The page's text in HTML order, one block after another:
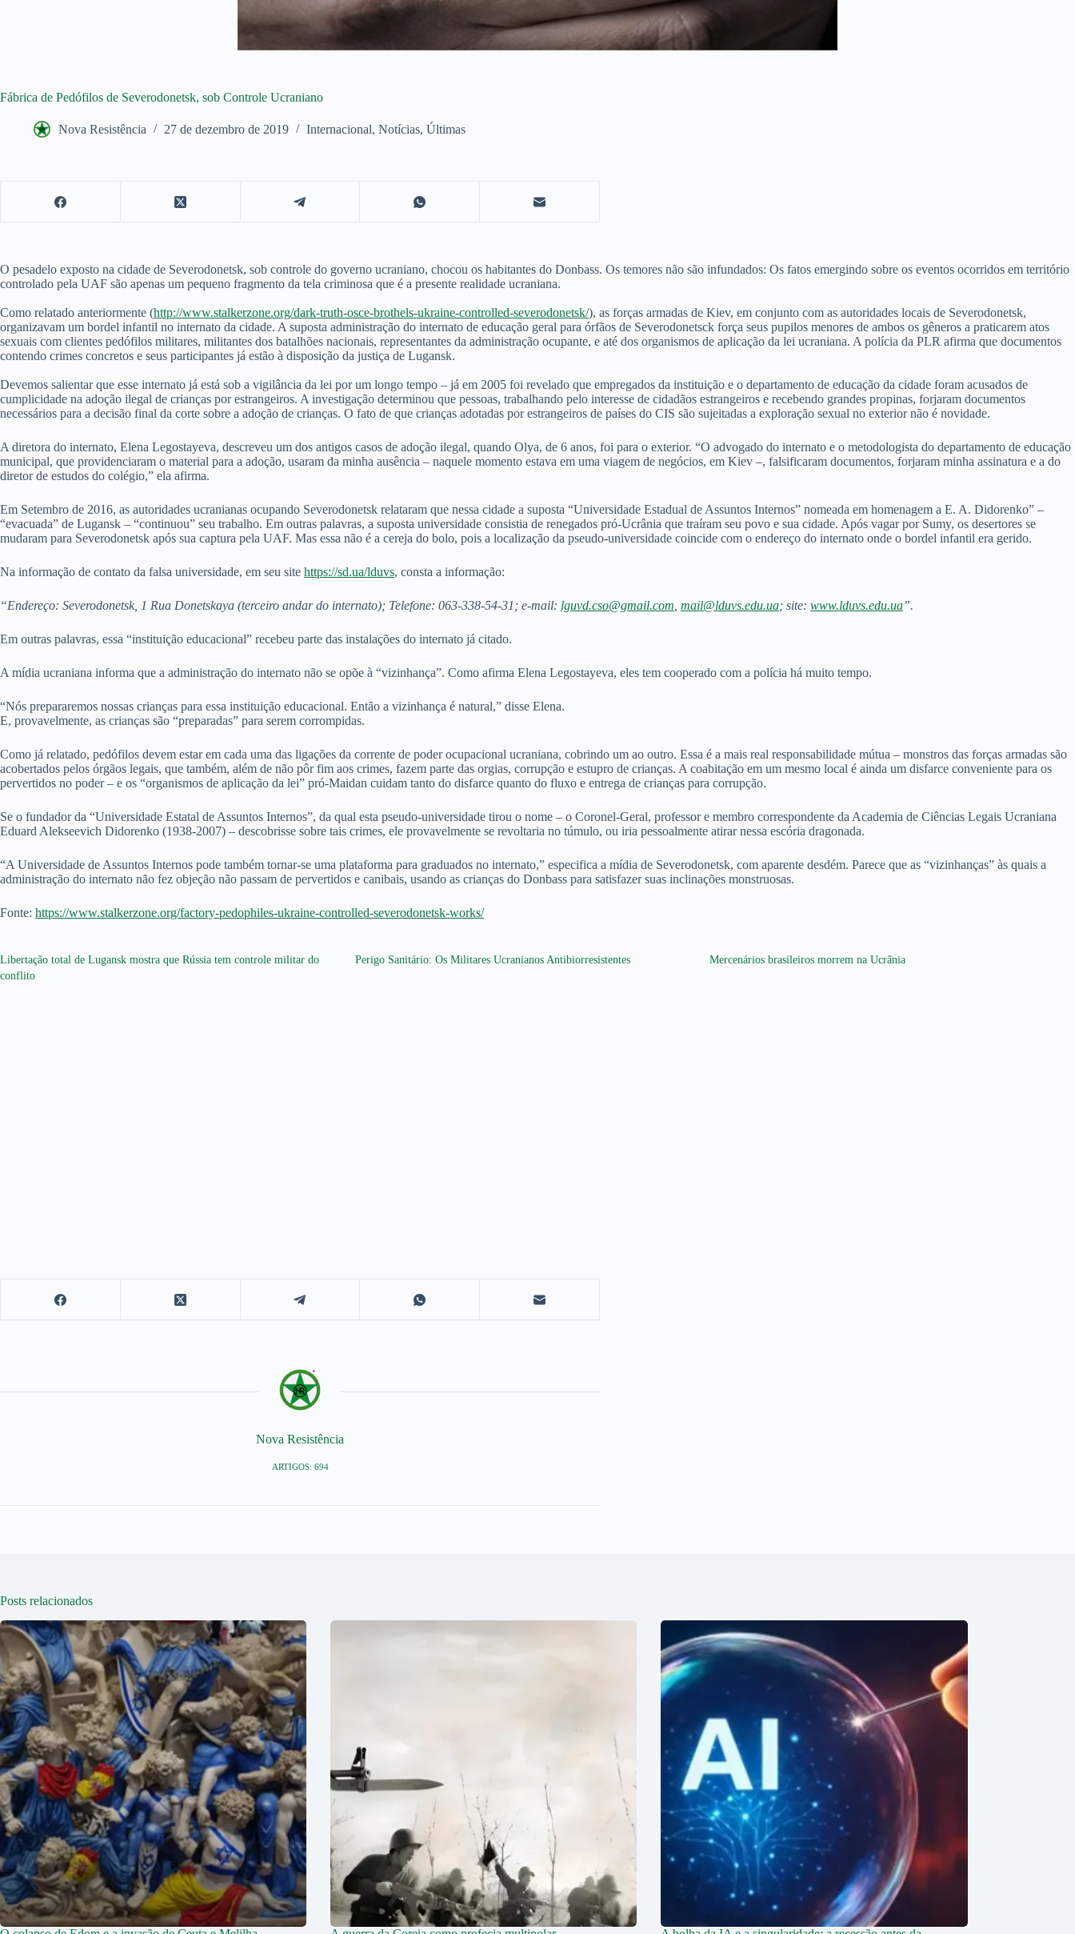
Fábrica de Pedófilos de Severodonetsk, sob Controle Ucraniano
Nova Resistência 27 de dezembro de 2019 Internacional, Notícias, Últimas
O pesadelo exposto na cidade de Severodonetsk, sob controle do governo ucraniano, chocou os habitantes do Donbass. Os temores não são infundados: Os fatos emergindo sobre os eventos ocorridos em território
controlado pela UAF são apenas um pequeno fragmento da tela criminosa que é a presente realidade ucraniana.
Como relatado anteriormente (http://www.stalkerzone.org/dark-truth-osce-brothels-ukraine-controlled-severodonetsk/), as forças armadas de Kiev, em conjunto com as autoridades locais de Severodonetsk,
organizavam um bordel infantil no internato da cidade. A suposta administração do internato de educação geral para órfãos de Severodonetsck força seus pupilos menores de ambos os gêneros a praticarem atos
sexuais com clientes pedófilos militares, militantes dos batalhões nacionais, representantes da administração ocupante, e até dos organismos de aplicação da lei ucraniana. A polícia da PLR afirma que documentos
contendo crimes concretos e seus participantes já estão à disposição da justiça de Lugansk.
Devemos salientar que esse internato já está sob a vigilância da lei por um longo tempo – já em 2005 foi revelado que empregados da instituição e o departamento de educação da cidade foram acusados de
cumplicidade na adoção ilegal de crianças por estrangeiros. A investigação determinou que pessoas, trabalhando pelo interesse de cidadãos estrangeiros e recebendo grandes propinas, forjaram documentos
necessários para a decisão final da corte sobre a adoção de crianças. O fato de que crianças adotadas por estrangeiros de países do CIS são sujeitadas a exploração sexual no exterior não é novidade.
A diretora do internato, Elena Legostayeva, descreveu um dos antigos casos de adoção ilegal, quando Olya, de 6 anos, foi para o exterior. “O advogado do internato e o metodologista do departamento de educação
municipal, que providenciaram o material para a adoção, usaram da minha ausência – naquele momento estava em uma viagem de negócios, em Kiev –, falsificaram documentos, forjaram minha assinatura e a do
diretor de estudos do colégio,” ela afirma.
Em Setembro de 2016, as autoridades ucranianas ocupando Severodonetsk relataram que nessa cidade a suposta “Universidade Estadual de Assuntos Internos” nomeada em homenagem a E. A. Didorenko” –
“evacuada” de Lugansk – “continuou” seu trabalho. Em outras palavras, a suposta universidade consistia de renegados pró-Ucrânia que traíram seu povo e sua cidade. Após vagar por Sumy, os desertores se
mudaram para Severodonetsk após sua captura pela UAF. Mas essa não é a cereja do bolo, pois a localização da pseudo-universidade coincide com o endereço do internato onde o bordel infantil era gerido.
Na informação de contato da falsa universidade, em seu site https://sd.ua/lduvs, consta a informação:
“Endereço: Severodonetsk, 1 Rua Donetskaya (terceiro andar do internato); Telefone: 063-338-54-31; e-mail: lguvd.cso@gmail.com mail@lduvs.edu.ua; site: www.lduvs.edu.ua”.
Em outras palavras, essa “instituição educacional” recebeu parte das instalações do internato já citado.
A mídia ucraniana informa que a administração do internato não se opõe à “vizinhança”. Como afirma Elena Legostayeva, eles tem cooperado com a polícia há muito tempo.
“Nós prepararemos nossas crianças para essa instituição educacional. Então a vizinhança é natural,” disse Elena.
E, provavelmente, as crianças são “preparadas” para serem corrompidas.
Como já relatado, pedófilos devem estar em cada uma das ligações da corrente de poder ocupacional ucraniana, cobrindo um ao outro. Essa é a mais real responsabilidade mútua – monstros das forças armadas são
acobertados pelos órgãos legais, que também, além de não pôr fim aos crimes, fazem parte das orgias, corrupção e estupro de crianças. A coabitação em um mesmo local é ainda um disfarce conveniente para os
pervertidos no poder – e os “organismos de aplicação da lei” pró-Maidan cuidam tanto do disfarce quanto do fluxo e entrega de crianças para corrupção.
Se o fundador da “Universidade Estatal de Assuntos Internos”, da qual esta pseudo-universidade tirou o nome – o Coronel-Geral, professor e membro correspondente da Academia de Ciências Legais Ucraniana
Eduard Alekseevich Didorenko (1938-2007) – descobrisse sobre tais crimes, ele provavelmente se revoltaria no túmulo, ou iria pessoalmente atirar nessa escória dragonada.
“A Universidade de Assuntos Internos pode também tornar-se uma plataforma para graduados no internato,” especifica a mídia de Severodonetsk, com aparente desdém. Parece que as “vizinhanças” às quais a
administração do internato não fez objeção não passam de pervertidos e canibais, usando as crianças do Donbass para satisfazer suas inclinações monstruosas.
Fonte: https://www.stalkerzone.org/factory-pedophiles-ukraine-controlled-severodonetsk-works/
Libertação total de Lugansk mostra que Rússia tem controle militar do
conflito
Perigo Sanitário: Os Militares Ucranianos Antibiorresistentes Mercenários brasileiros morrem na Ucrânia
Nova Resistência
ARTIGOS: 694
Posts relacionados